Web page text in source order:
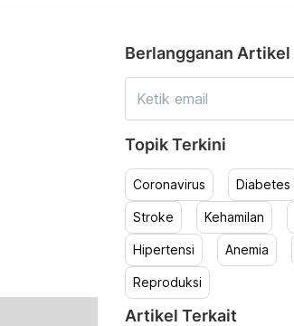
Berlangganan Artikel
Topik Terkini
Coronavirus Diabetes
Stroke Kehamilan
Hipertensi Anemia
Reproduksi
Artikel Terkait